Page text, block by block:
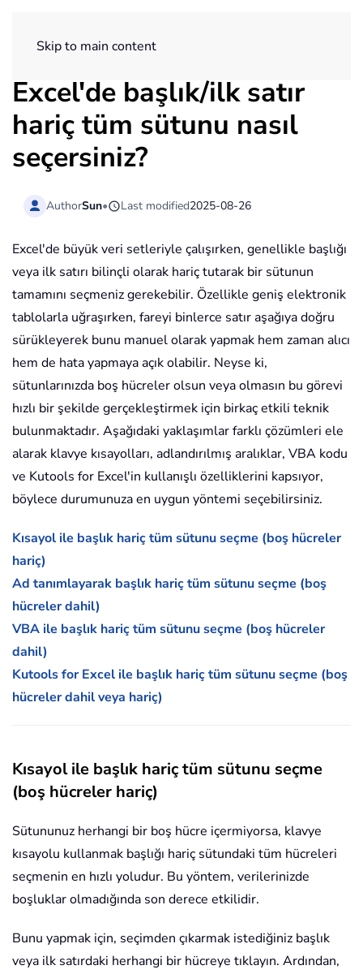
Skip to main content
Excel'de başlık/ilk satır
hariç tüm sütunu nasıl
seçersiniz?
AuthorSun• Last modified2025-08-26
Excel'de büyük veri setleriyle çalışırken, genellikle başlığı
veya ilk satırı bilinçli olarak hariç tutarak bir sütunun
tamamını seçmeniz gerekebilir. Özellikle geniş elektronik
tablolarla uğraşırken, fareyi binlerce satır aşağıya doğru
sürükleyerek bunu manuel olarak yapmak hem zaman alıcı
hem de hata yapmaya açık olabilir. Neyse ki,
sütunlarınızda boş hücreler olsun veya olmasın bu görevi
hızlı bir şekilde gerçekleştirmek için birkaç etkili teknik
bulunmaktadır. Aşağıdaki yaklaşımlar farklı çözümleri ele
alarak klavye kısayolları, adlandırılmış aralıklar, VBA kodu
ve Kutools for Excel'in kullanışlı özelliklerini kapsıyor,
böylece durumunuza en uygun yöntemi seçebilirsiniz.
Kısayol ile başlık hariç tüm sütunu seçme (boş hücreler
hariç)
Ad tanımlayarak başlık hariç tüm sütunu seçme (boş
hücreler dahil)
VBA ile başlık hariç tüm sütunu seçme (boş hücreler
dahil)
Kutools for Excel ile başlık hariç tüm sütunu seçme (boş
hücreler dahil veya hariç)
Kısayol ile başlık hariç tüm sütunu seçme
(boş hücreler hariç)
Sütununuz herhangi bir boş hücre içermiyorsa, klavye
kısayolu kullanmak başlığı hariç sütundaki tüm hücreleri
seçmenin en hızlı yoludur. Bu yöntem, verilerinizde
boşluklar olmadığında son derece etkilidir.
Bunu yapmak için, seçimden çıkarmak istediğiniz başlık
veya ilk satırdaki herhangi bir hücreye tıklayın. Ardından,